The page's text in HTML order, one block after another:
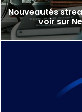
Nouveautés
voir sur